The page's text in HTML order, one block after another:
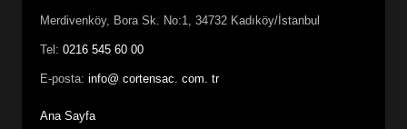
Merdivenköy, Bora Sk. No:1, 34732 Kadıköy/İstanbul
Tel: 0216 545 60 00
E-posta: info@ cortensac. com. tr
Ana Sayfa